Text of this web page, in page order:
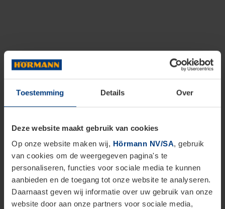
Toestemming Details Over
Deze website maakt gebruik van cookies
Op onze website maken wij, Hörmann NV/SA, gebruik
van cookies om de weergegeven pagina's te
personaliseren, functies voor sociale media te kunnen
aanbieden en de toegang tot onze website te analyseren.
Daarnaast geven wij informatie over uw gebruik van onze
website door aan onze partners voor sociale media,